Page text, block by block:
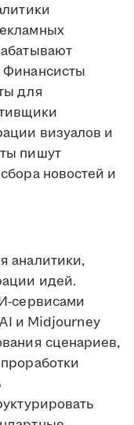
для
визуалов и
пишут
новостей и
аналитики,
идей.
сервисами
и Midjourney
сценариев,